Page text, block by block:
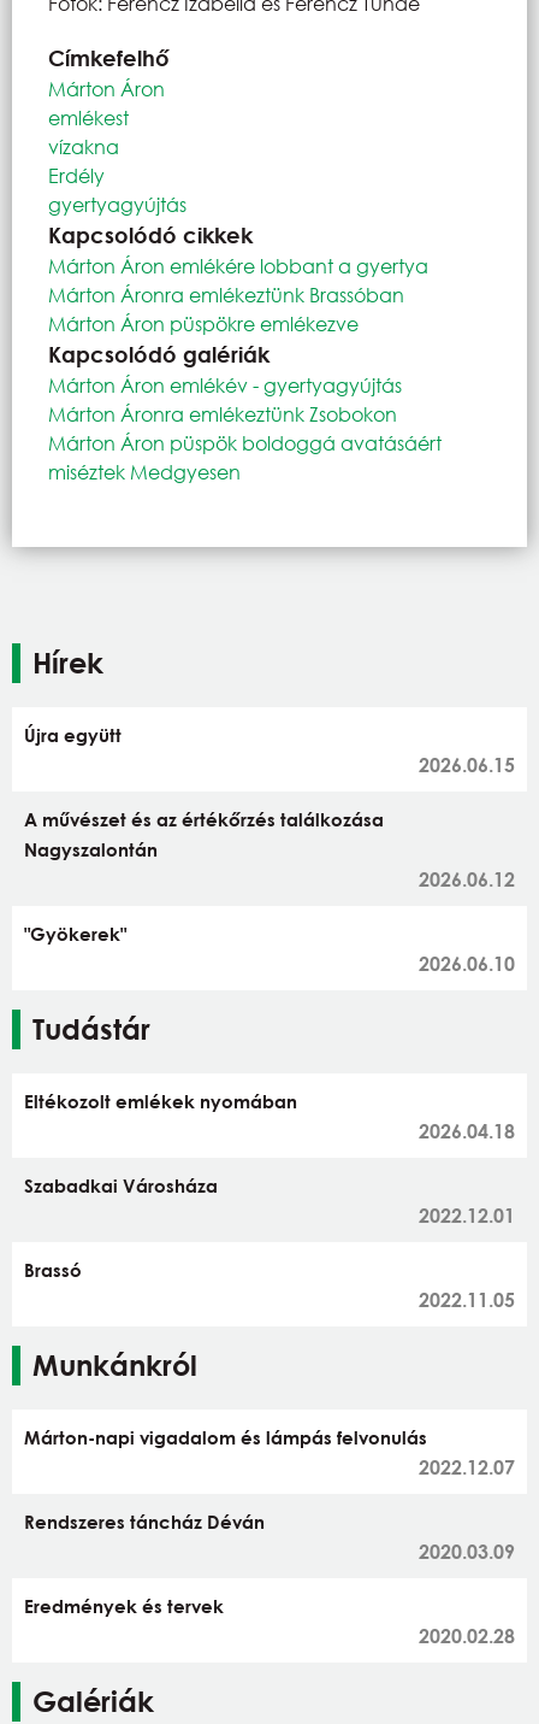
Címkefelhő
Márton Áron
emlékest
vízakna
Erdély
gyertyagyújtás
Kapcsolódó cikkek
Márton Áron emlékére lobbant a gyertya
Márton Áronra emlékeztünk Brassóban
Márton Áron püspökre emlékezve
Kapcsolódó galériák
Márton Áron emlékév - gyertyagyújtás
Márton Áronra emlékeztünk Zsobokon
Márton Áron püspök boldoggá avatásáért
miséztek Medgyesen
Hírek
Újra együtt
2026.06.15
A művészet és az értékőrzés találkozása
Nagyszalontán
2026.06.12
"Gyökerek"
2026.06.10
Tudástár
Eltékozolt emlékek nyomában
2026.04.18
Szabadkai Városháza
2022.12.01
Brassó
2022.11.05
Munkánkról
Márton-napi vigadalom és lámpás felvonulás
2022.12.07
Rendszeres táncház Déván
2020.03.09
Eredmények és tervek
2020.02.28
Galériák